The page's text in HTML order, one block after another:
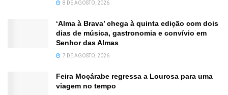
8 DE AGOSTO, 2026
‘Alma à Brava’ chega à quinta edição com dois
dias de música, gastronomia e convívio em
Senhor das Almas
7 DE AGOSTO, 2026
Feira Moçárabe regressa a Lourosa para uma
viagem no tempo